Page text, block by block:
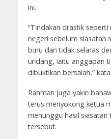
ini.
“Tindakan drastik
negeri sebelum siasatan
buru dan tidak selaras
undang, iaitu anggapan
dibuktikan bersalah,”
Rahman juga yakin
terus menyokong ketua
menunggu hasil siasatan
tersebut.